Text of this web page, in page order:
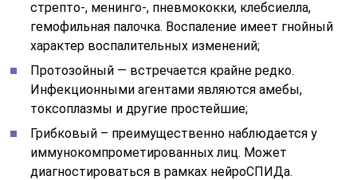
стрепто-, менинго-, пневмококки, клебсиелла,
гемофильная палочка. Воспаление имеет гнойный
характер воспалительных изменений;
Протозойный — встречается крайне редко.
Инфекционными агентами являются амебы,
токсоплазмы и другие простейшие;
Грибковый – преимущественно наблюдается у
иммунокомпрометированных лиц. Может
диагностироваться в рамках нейроСПИДа.